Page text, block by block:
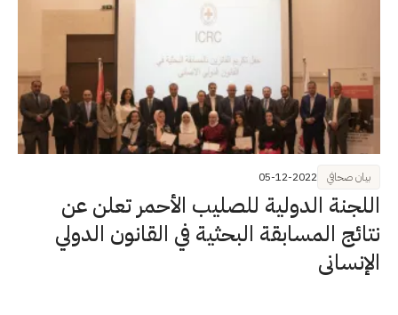
اللجنة الدولية للصليب الأحمر تعلن عن
نتائج المسابقة البحثية في القانون الدولي
الإنساني
بيان صحافي 05-12-2022